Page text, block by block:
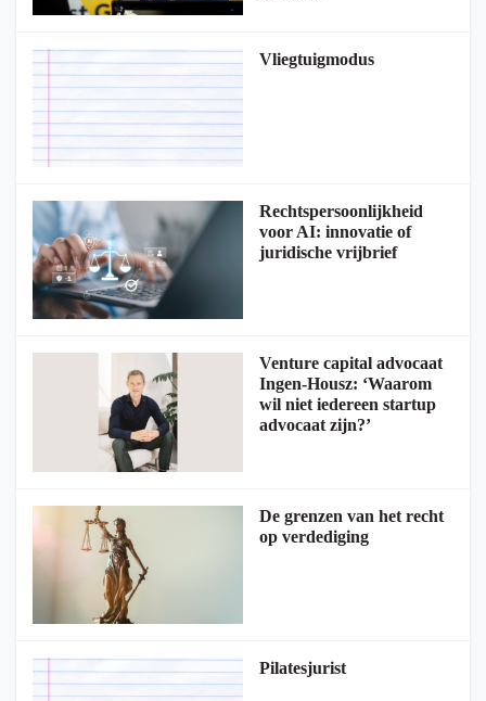
Vliegtuigmodus
Rechtspersoonlijkheid
voor AI: innovatie of
juridische vrijbrief
Venture capital advocaat
Ingen-Housz: ‘Waarom
wil niet iedereen startup
advocaat zijn?’
De grenzen van het recht
op verdediging
Pilatesjurist